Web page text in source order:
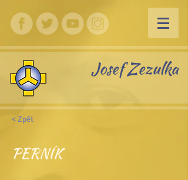
Josef Zezulka
< Zpět
PERNÍK